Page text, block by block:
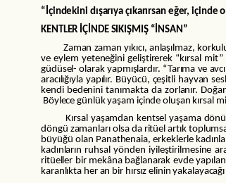
“İçindekini dışarıya çıkarırsan eğer,
KENTLER İÇİNDE SIKIŞMIŞ “İNSAN”
Zaman zaman yıkıcı, anlaşılmaz,
ve eylem yeteneğini geliştirerek “kırsal
güdüsel- olarak yapmışlardır. “Tarıma ve
aracılığıyla yapılır. Büyücü, çeşitli hayvan
kendi bedenini tanımakta da zorlanır.
Böylece günlük yaşam içinde oluşan kırsal
Kırsal yaşamdan kentsel yaşama
döngü zamanları olsa da ritüel artık
büyüğü olan Panathenaia, erkeklerle
kadınların ruhsal yönden iyileştirilmesine
ritüeller bir mekâna bağlanarak evde
karanlıkta her an bir hırsız elinin